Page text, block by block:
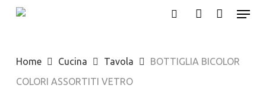
Skip
content
Menu
Home Cucina Tavola
BOTTIGLIA BICOLOR
COLORI ASSORTITI VETRO